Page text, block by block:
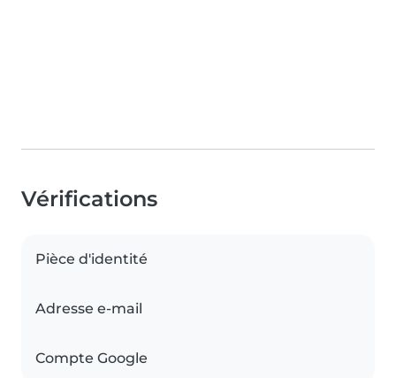
Vérifications
Pièce d'identité
Adresse e-mail
Compte Google